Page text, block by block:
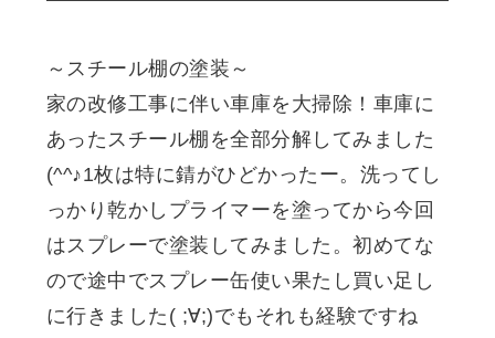
～スチール棚の塗装～
家の改修工事に伴い車庫を大掃除！車庫に
あったスチール棚を全部分解してみました
(^^♪1枚は特に錆がひどかったー。洗ってし
っかり乾かしプライマーを塗ってから今回
はスプレーで塗装してみました。初めてな
ので途中でスプレー缶使い果たし買い足し
に行きました( ;∀;)でもそれも経験ですね